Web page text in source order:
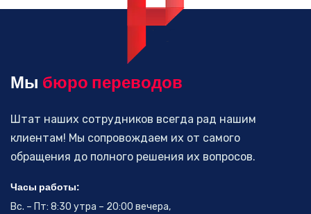
Мы бюро переводов
Штат наших сотрудников всегда рад нашим
клиентам! Мы сопровождаем их от самого
обращения до полного решения их вопросов.
Часы работы:
Вс. – Пт: 8:30 утра – 20:00 вечера,